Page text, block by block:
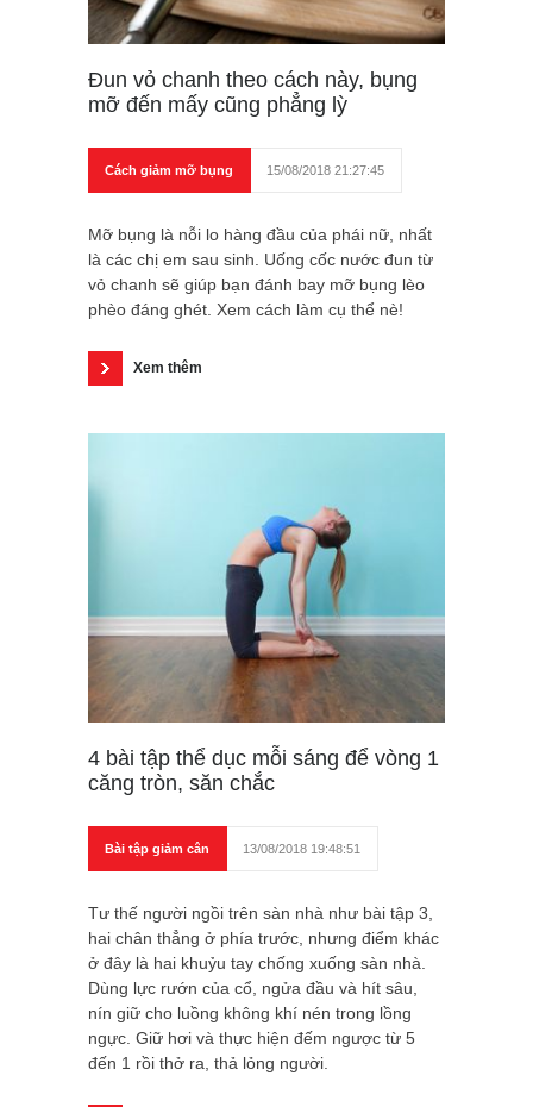
Đun vỏ chanh theo cách này, bụng
mỡ đến mấy cũng phẳng lỳ
Cách giảm mỡ bụng 15/08/2018 21:27:45
Mỡ bụng là nỗi lo hàng đầu của phái nữ, nhất
là các chị em sau sinh. Uống cốc nước đun từ
vỏ chanh sẽ giúp bạn đánh bay mỡ bụng lèo
phèo đáng ghét. Xem cách làm cụ thể nè!
Xem thêm
4 bài tập thể dục mỗi sáng để vòng 1
căng tròn, săn chắc
Bài tập giảm cân 13/08/2018 19:48:51
Tư thế người ngồi trên sàn nhà như bài tập 3,
hai chân thẳng ở phía trước, nhưng điểm khác
ở đây là hai khuỷu tay chống xuống sàn nhà.
Dùng lực rướn của cổ, ngửa đầu và hít sâu,
nín giữ cho luồng không khí nén trong lồng
ngực. Giữ hơi và thực hiện đếm ngược từ 5
đến 1 rồi thở ra, thả lỏng người.